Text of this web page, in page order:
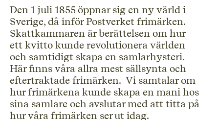
Den 1 juli 1855 öppnar sig en ny värld i
Sverige, då inför Postverket frimärken.
Skattkammaren är berättelsen om hur
ett kvitto kunde revolutionera världen
och samtidigt skapa en samlarhysteri.
Här finns våra allra mest sällsynta och
eftertraktade frimärken. Vi samtalar om
hur frimärkena kunde skapa en mani hos
sina samlare och avslutar med att titta på
hur våra frimärken ser ut idag.